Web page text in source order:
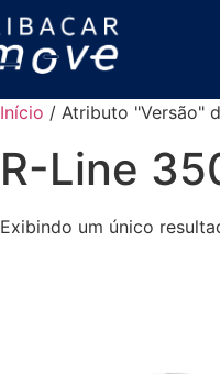
Início / Atributo "Versão"
R-Line
Exibindo um único